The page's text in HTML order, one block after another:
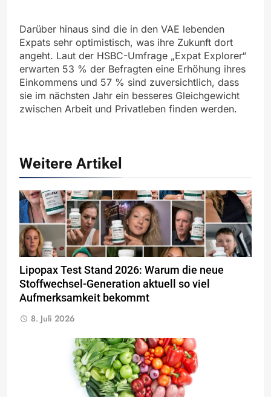
Darüber hinaus sind die in den VAE lebenden
Expats sehr optimistisch, was ihre Zukunft dort
angeht. Laut der HSBC-Umfrage „Expat Explorer“
erwarten 53 % der Befragten eine Erhöhung ihres
Einkommens und 57 % sind zuversichtlich, dass
sie im nächsten Jahr ein besseres Gleichgewicht
zwischen Arbeit und Privatleben finden werden.
Weitere Artikel
Lipopax Test Stand 2026: Warum die neue
Stoffwechsel-Generation aktuell so viel
Aufmerksamkeit bekommt
8. Juli 2026